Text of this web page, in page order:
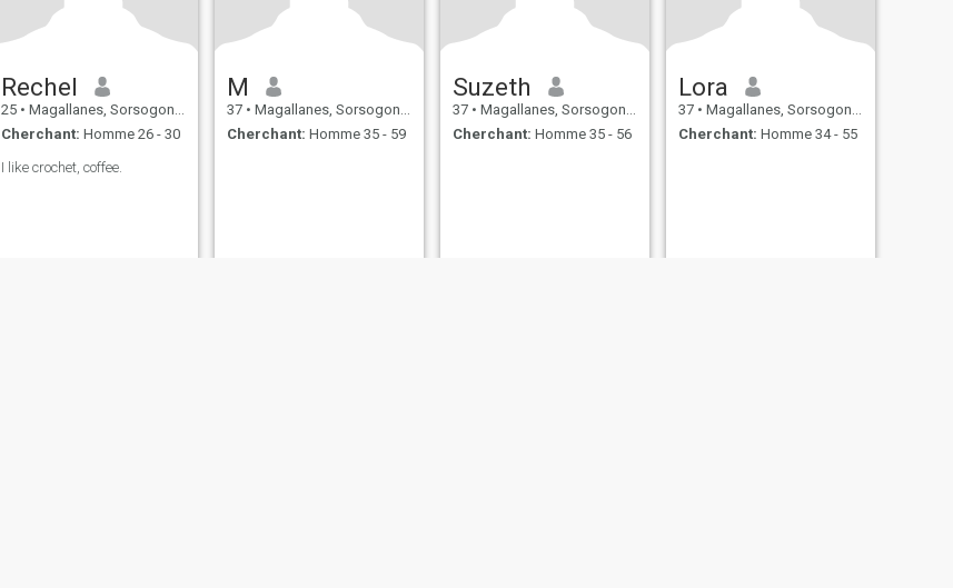
Rechel
25 • Magallanes, Sorsogon, Philippines
Cherchant: Homme 26 - 30
I like crochet, coffee.
M
37 • Magallanes, Sorsogon, Philippines
Cherchant: Homme 35 - 59
Suzeth
37 • Magallanes, Sorsogon, Philippines
Cherchant: Homme 35 - 56
Lora
37 • Magallanes, Sorsogon, Philippines
Cherchant: Homme 34 - 55